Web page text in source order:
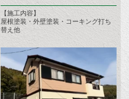
【施工内容】
屋根塗装・外壁塗装・コーキング打ち
替え他